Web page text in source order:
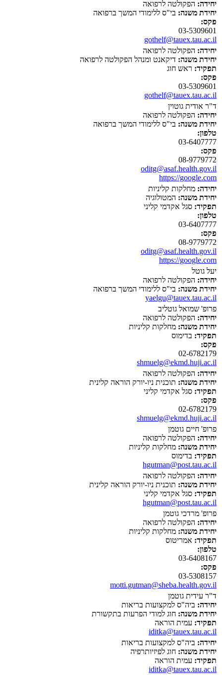
יחידה: הפקולטה לרפואה
יחידת משנה: בי"ס ללימודי המשך ברפואה
פקס:
03-5309601
gothelf@tauex.tau.ac.il
יחידה: הפקולטה לרפואה
יחידת משנה: דיקאנט ומנהל הפקולטה לרפואה
תפקיד: ראש חוג
פקס:
03-5309601
gothelf@tauex.tau.ac.il
ד"ר אודית גוטוין
יחידה: הפקולטה לרפואה
יחידת משנה: בי"ס ללימודי המשך ברפואה
טלפון:
03-6407777
פקס:
08-9779772
oditg@asaf.health.gov.il
https://google.com
יחידה: מחלקות קליניות
יחידת משנה: המטולוגיה
תפקיד: סגל אקדמי קליני
טלפון:
03-6407777
פקס:
08-9779772
oditg@asaf.health.gov.il
https://google.com
יעל גוטל
יחידה: הפקולטה לרפואה
יחידת משנה: בי"ס ללימודי המשך ברפואה
yaelgu@tauex.tau.ac.il
פרופ' שמואל גוטליב
יחידה: הפקולטה לרפואה
יחידת משנה: מחלקות קליניות
תפקיד: בדימוס
פקס:
02-6782179
shmuelg@ekmd.huji.ac.il
יחידה: הפקולטה לרפואה
יחידת משנה: תוכנית ניו-יורק הוראה קלינית
תפקיד: סגל אקדמי קליני
פקס:
02-6782179
shmuelg@ekmd.huji.ac.il
פרופ' חיים גוטמן
יחידה: הפקולטה לרפואה
יחידת משנה: מחלקות קליניות
תפקיד: בדימוס
hgutman@post.tau.ac.il
יחידה: הפקולטה לרפואה
יחידת משנה: תוכנית ניו-יורק הוראה קלינית
תפקיד: סגל אקדמי קליני
hgutman@post.tau.ac.il
פרופ' מרדכי גוטמן
יחידה: הפקולטה לרפואה
יחידת משנה: מחלקות קליניות
תפקיד: אמריטוס
טלפון:
03-6408167
פקס:
03-5308157
motti.gutman@sheba.health.gov.il
ד"ר עידית גוטמן
יחידה: ביה"ס למקצועות בריאות
יחידת משנה: חוג למודי הפרעות בתקשורת
תפקיד: עמית הוראה
iditka@tauex.tau.ac.il
יחידה: ביה"ס למקצועות בריאות
יחידת משנה: חוג לפיזיותרפיה
תפקיד: עמית הוראה
iditka@tauex.tau.ac.il